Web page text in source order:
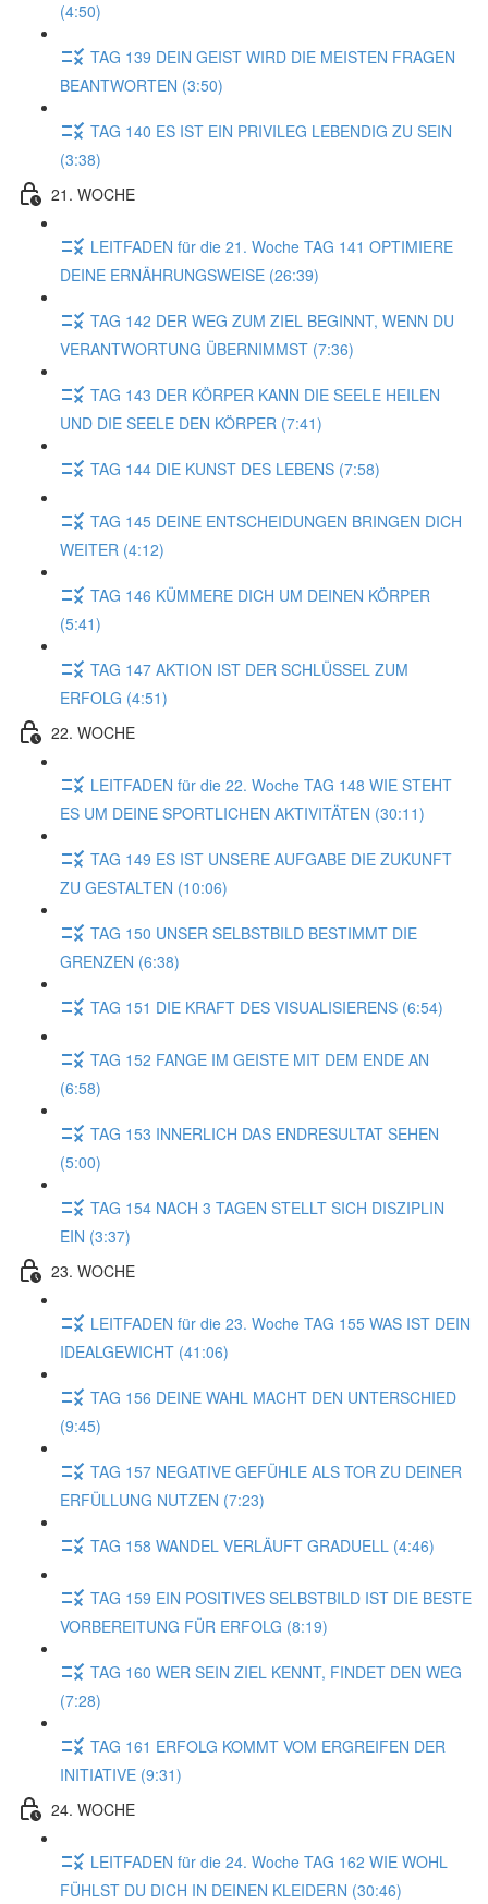
(4:50)
TAG 139 DEIN GEIST WIRD DIE MEISTEN FRAGEN
BEANTWORTEN (3:50)
TAG 140 ES IST EIN PRIVILEG LEBENDIG ZU SEIN
(3:38)
21. WOCHE
LEITFADEN für die 21. Woche TAG 141 OPTIMIERE
DEINE ERNÄHRUNGSWEISE (26:39)
TAG 142 DER WEG ZUM ZIEL BEGINNT, WENN DU
VERANTWORTUNG ÜBERNIMMST (7:36)
TAG 143 DER KÖRPER KANN DIE SEELE HEILEN
UND DIE SEELE DEN KÖRPER (7:41)
TAG 144 DIE KUNST DES LEBENS (7:58)
TAG 145 DEINE ENTSCHEIDUNGEN BRINGEN DICH
WEITER (4:12)
TAG 146 KÜMMERE DICH UM DEINEN KÖRPER
(5:41)
TAG 147 AKTION IST DER SCHLÜSSEL ZUM
ERFOLG (4:51)
22. WOCHE
LEITFADEN für die 22. Woche TAG 148 WIE STEHT
ES UM DEINE SPORTLICHEN AKTIVITÄTEN (30:11)
TAG 149 ES IST UNSERE AUFGABE DIE ZUKUNFT
ZU GESTALTEN (10:06)
TAG 150 UNSER SELBSTBILD BESTIMMT DIE
GRENZEN (6:38)
TAG 151 DIE KRAFT DES VISUALISIERENS (6:54)
TAG 152 FANGE IM GEISTE MIT DEM ENDE AN
(6:58)
TAG 153 INNERLICH DAS ENDRESULTAT SEHEN
(5:00)
TAG 154 NACH 3 TAGEN STELLT SICH DISZIPLIN
EIN (3:37)
23. WOCHE
LEITFADEN für die 23. Woche TAG 155 WAS IST DEIN
IDEALGEWICHT (41:06)
TAG 156 DEINE WAHL MACHT DEN UNTERSCHIED
(9:45)
TAG 157 NEGATIVE GEFÜHLE ALS TOR ZU DEINER
ERFÜLLUNG NUTZEN (7:23)
TAG 158 WANDEL VERLÄUFT GRADUELL (4:46)
TAG 159 EIN POSITIVES SELBSTBILD IST DIE BESTE
VORBEREITUNG FÜR ERFOLG (8:19)
TAG 160 WER SEIN ZIEL KENNT, FINDET DEN WEG
(7:28)
TAG 161 ERFOLG KOMMT VOM ERGREIFEN DER
INITIATIVE (9:31)
24. WOCHE
LEITFADEN für die 24. Woche TAG 162 WIE WOHL
FÜHLST DU DICH IN DEINEN KLEIDERN (30:46)